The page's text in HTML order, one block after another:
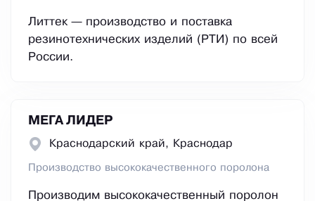
Литтек — производство и поставка
резинотехнических изделий (РТИ) по всей
России.
МЕГА ЛИДЕР
Краснодарский край, Краснодар
Производство высококачественного поролона
Производим высококачественный поролон